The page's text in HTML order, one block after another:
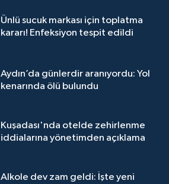
Ünlü sucuk markası için toplatma
kararı! Enfeksiyon tespit edildi
Aydın’da günlerdir aranıyordu: Yol
kenarında ölü bulundu
Kuşadası'nda otelde zehirlenme
iddialarına yönetimden açıklama
Alkole dev zam geldi: İşte yeni